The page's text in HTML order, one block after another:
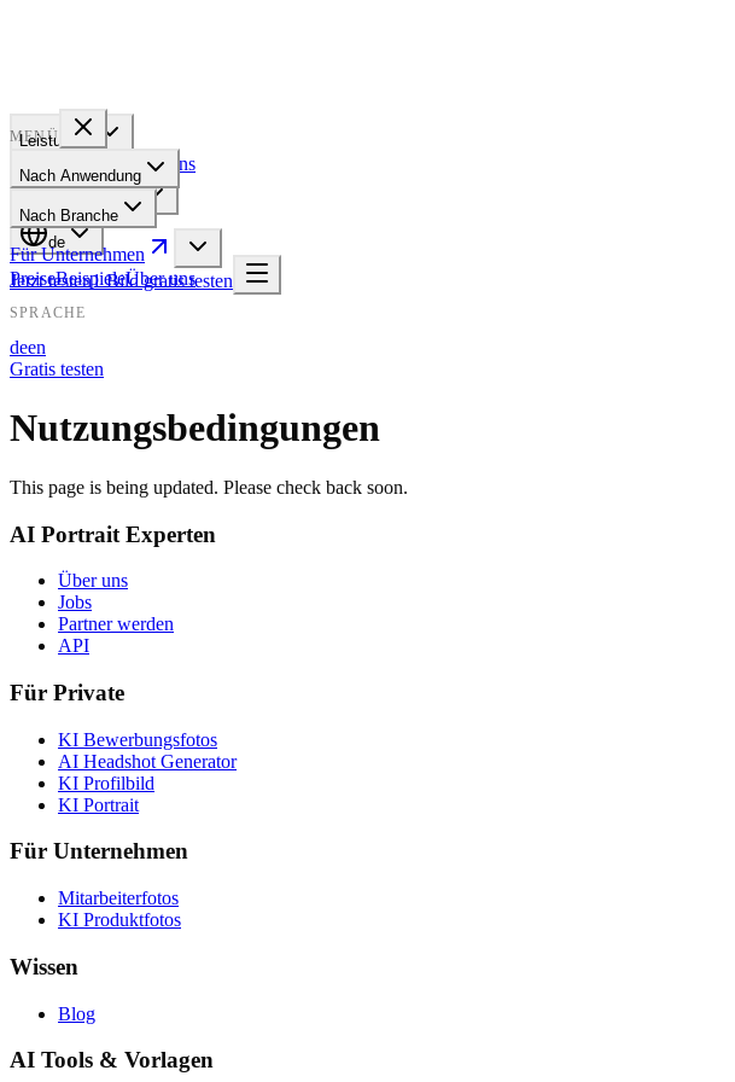
Leistungen
Über uns
Für Unternehmen
de
Jetzt testen1 Bild gratis testen
MENÜ
Nach Anwendung
Nach Branche
Für Unternehmen
PreiseBeispieleÜber uns
SPRACHE
deen
Gratis testen
Nutzungsbedingungen
This page is being updated. Please check back soon.
AI Portrait Experten
Über uns
Jobs
Partner werden
API
Für Private
KI Bewerbungsfotos
AI Headshot Generator
KI Profilbild
KI Portrait
Für Unternehmen
Mitarbeiterfotos
KI Produktfotos
Wissen
Blog
AI Tools & Vorlagen